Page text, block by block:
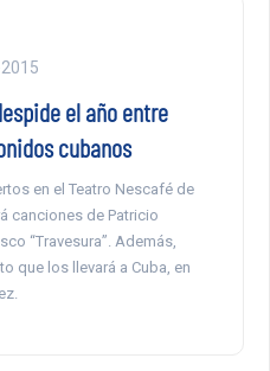
el año entre
cubanos
en el Teatro Nescafé de
canciones de Patricio
“Travesura”. Además,
que los llevará a Cuba, en